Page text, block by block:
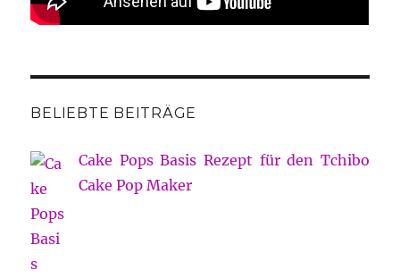
BELIEBTE BEITRÄGE
Cake Pops Basis Rezept für den Tchibo
Cake Pop Maker